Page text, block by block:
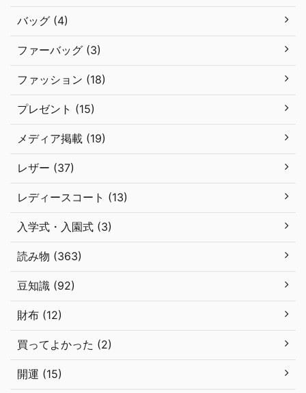
バッグ (4)
ファーバッグ (3)
ファッション (18)
プレゼント (15)
メディア掲載 (19)
レザー (37)
レディースコート (13)
入学式・入園式 (3)
読み物 (363)
豆知識 (92)
財布 (12)
買ってよかった (2)
開運 (15)